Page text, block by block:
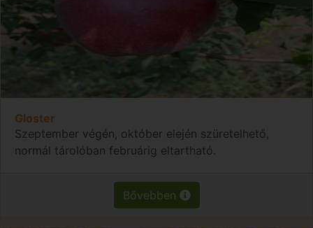
Gloster
Szeptember végén, október elején szüretelhető,
normál tárolóban februárig eltartható.
Bővebben